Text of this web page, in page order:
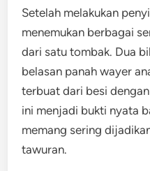
Setelah melakukan
menemukan berbagai
dari satu tombak. Dua
belasan panah wayer
terbuat dari besi
ini menjadi bukti nyata
memang sering
tawuran.